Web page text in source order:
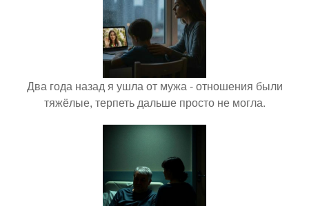
Два года назад я ушла от мужа - отношения были
тяжёлые, терпеть дальше просто не могла.